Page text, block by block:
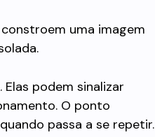
uma imagem
podem sinalizar
O ponto
passa a se repetir.